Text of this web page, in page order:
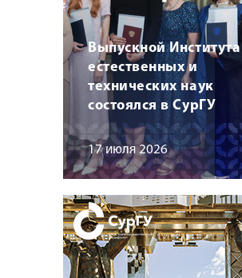
Выпускной Института
естественных и
технических наук
состоялся в СурГУ
17 июля 2026